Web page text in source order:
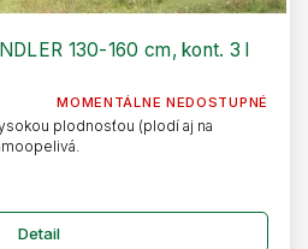
130-160 cm, kont. 3 l
MOMENTÁLNE NEDOSTUPNÉ
Detail
plodnosťou (plodí aj na